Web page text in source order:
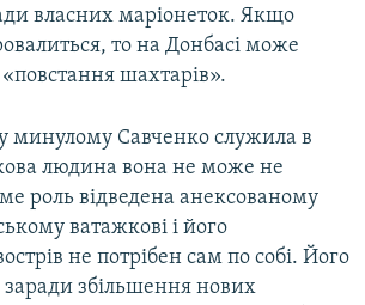
власних маріонеток. Якщо
то на Донбасі може
шахтарів».
минулому Савченко служила в
людина вона не може не
роль відведена анексованому
ватажкові і його
не потрібен сам по собі. Його
збільшення нових